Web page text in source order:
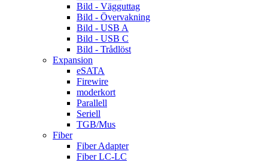
Bild - Vägguttag
Bild - Övervakning
Bild - USB A
Bild - USB C
Bild - Trådlöst
Expansion
eSATA
Firewire
moderkort
Parallell
Seriell
TGB/Mus
Fiber
Fiber Adapter
Fiber LC-LC